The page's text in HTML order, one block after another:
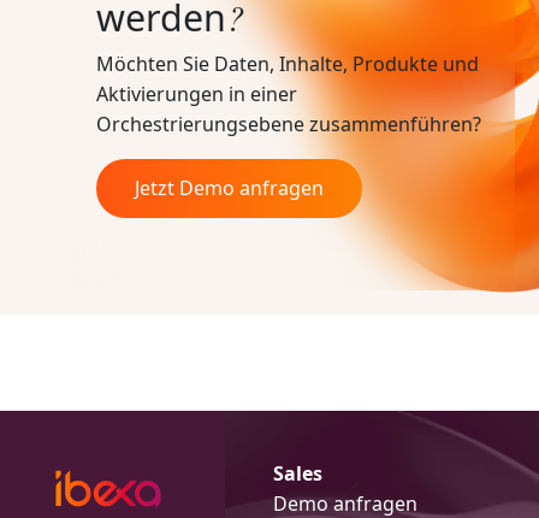
werden?
Möchten Sie Daten, Inhalte, Produkte und
Aktivierungen in einer
Orchestrierungsebene zusammenführen?
Jetzt Demo anfragen
Sales
Demo anfragen